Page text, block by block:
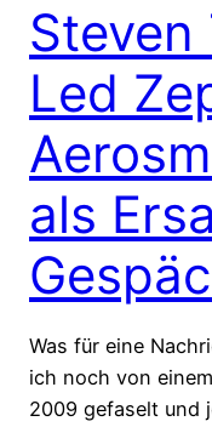
Steven
Led
als
Was für eine
ich noch von
2009 gefaselt und